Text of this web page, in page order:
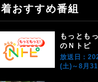
新着おすすめ番組
もっとも
のＮトピ
放送日：
(土)～8月